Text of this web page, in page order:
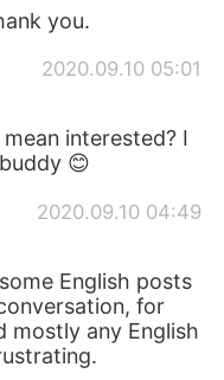
you.
2020.09.10 05:01
interested? I
😊
2020.09.10 04:49
English posts
for
mostly any English